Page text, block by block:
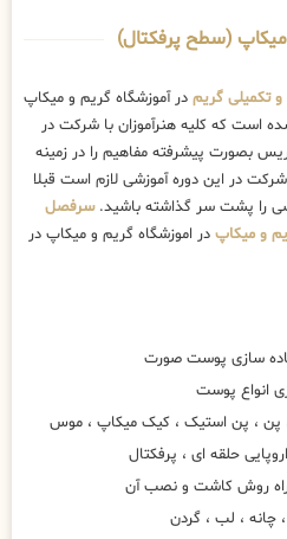
و میکاپ (سطح پرفکتال)
تکمیلی گریم در آموزشگاه گریم و میکاپ
است که کلیه هنرآموزان با شرکت در
بصورت پیشرفته مفاهیم را در زمینه
در این دوره آموزشی لازم است قبلا
را پشت سر گذاشته باشید.سرفصل
و میکاپ در اموزشگاه گریم و میکاپ در
سازی پوست صورت
انواع پوست
پن ، پن استیک ، کیک میکاپ ، موس
حلقه ای ، پرفکتال
روش کاشت و نصب آن
چانه ، لب ، گردن